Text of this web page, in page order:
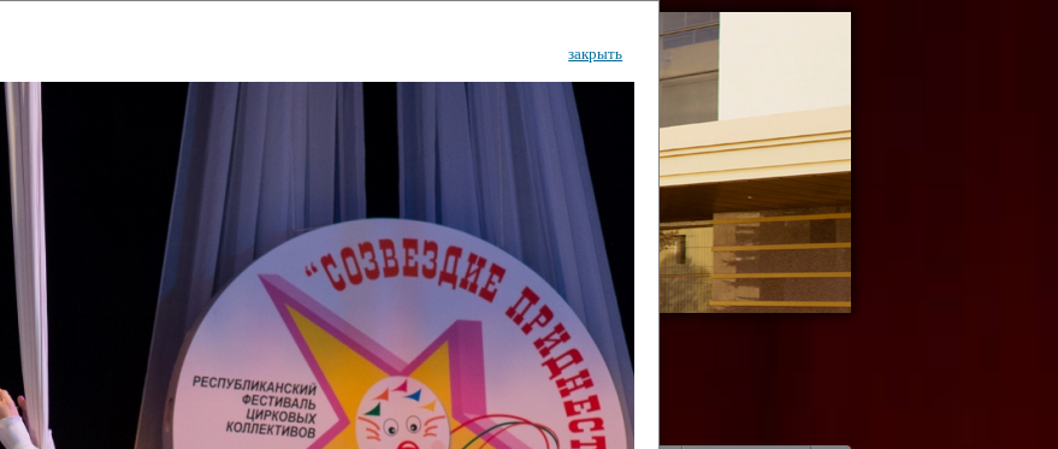
культурный центр
Дворец Республики
закрыть